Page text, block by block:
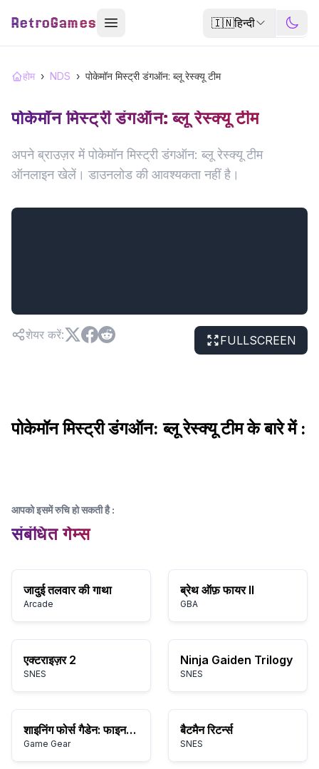
RetroGames 🇮🇳हिन्दी
होम › NDS › पोकेमॉन मिस्ट्री डंगऑन: ब्लू रेस्क्यू टीम
पोकेमॉन मिस्ट्री डंगऑन: ब्लू रेस्क्यू टीम
अपने ब्राउज़र में पोकेमॉन मिस्ट्री डंगऑन: ब्लू रेस्क्यू टीम
ऑनलाइन खेलें। डाउनलोड की आवश्यकता नहीं है।
शेयर करें: FULLSCREEN
पोकेमॉन मिस्ट्री डंगऑन: ब्लू रेस्क्यू टीम के बारे में :
आपको इसमें रुचि हो सकती है:
संबंधित गेम्स
जादुई तलवार की गाथा
Arcade
ब्रेथ ऑफ़ फायर II
GBA
एक्टराइज़र 2
SNES
Ninja Gaiden Trilogy
SNES
शाइनिंग फोर्स गैडेन: फाइनल कॉन्फ्लिक्ट
Game Gear
बैटमैन रिटर्न्स
SNES